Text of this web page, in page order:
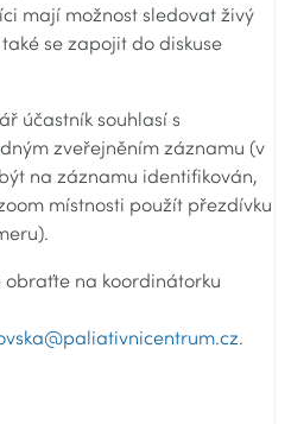
mají možnost sledovat živý
se zapojit do diskuse
účastník souhlasí s
zveřejněním záznamu (v
na záznamu identifikován,
místnosti použít přezdívku
na koordinátorku
.